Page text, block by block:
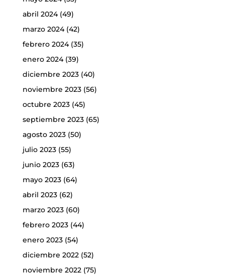
abril 2024(49)
marzo 2024(42)
febrero 2024(35)
enero 2024(39)
diciembre 2023(40)
noviembre 2023(56)
octubre 2023(45)
septiembre 2023(65)
agosto 2023(50)
julio 2023(55)
junio 2023(63)
mayo 2023(64)
abril 2023(62)
marzo 2023(60)
febrero 2023(44)
enero 2023(54)
diciembre 2022(52)
noviembre 2022(75)